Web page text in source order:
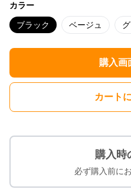
カラー
ブラック ベージュ
購入画
カート
購入時
必ず購入前に